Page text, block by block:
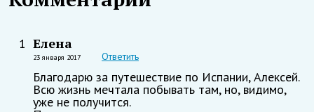
1 Елена
23 января 2017 Ответить
Благодарю за путешествие по Испании, Алексей.
Всю жизнь мечтала побывать там, но, видимо,
уже не получится.